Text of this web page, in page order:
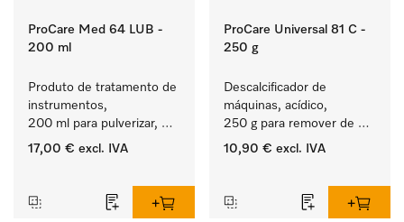
ProCare Med 64 LUB -
200 ml
Produto de tratamento de
instrumentos,
200 ml para pulverizar,
para o tratamento manual
17,00 € excl. IVA
ProCare Universal 81 C -
250 g
Descalcificador de
máquinas, acídico,
250 g para remover de
depósitos de calcário
10,90 € excl. IVA